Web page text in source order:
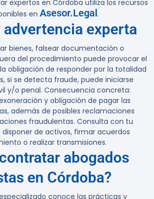
expertos en Córdoba utiliza los recursos
en Asesor.Legal.
advertencia experta
bienes, falsear documentación o
del procedimiento puede provocar el
la obligación de responder por la totalidad
si se detecta fraude, puede iniciarse
y/o penal. Consecuencia concreta:
y obligación de pagar las
además de posibles reclamaciones
fraudulentas. Consulta con tu
de activos, firmar acuerdos
o realizar transmisiones.
abogados
en Córdoba?
conoce las prácticas y